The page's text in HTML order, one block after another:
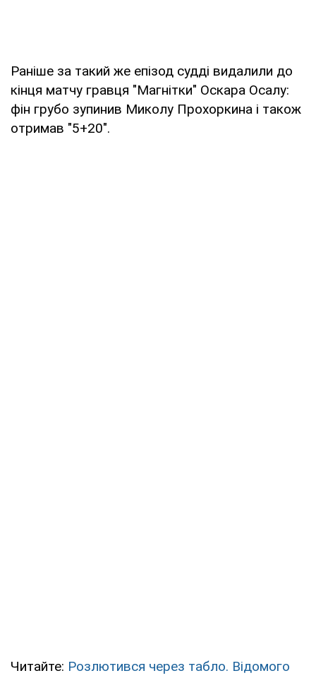
Раніше за такий же епізод судді видалили до
кінця матчу гравця "Магнітки" Оскара Осалу:
фін грубо зупинив Миколу Прохоркина і також
отримав "5+20".
Читайте: Розлютився через табло. Відомого